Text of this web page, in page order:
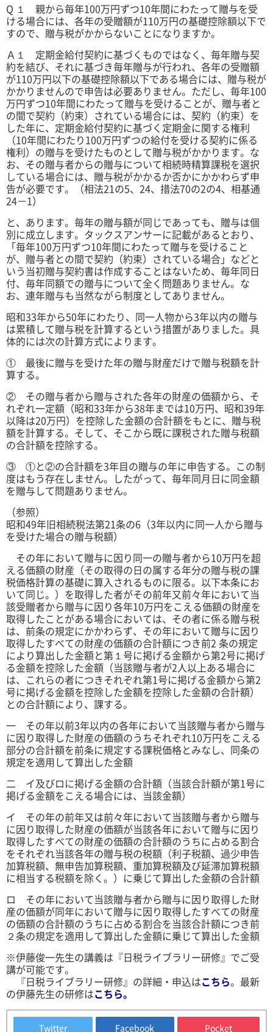
Q １ 親から毎年100万円ずつ10年間にわたって贈与を受
ける場合には、各年の受贈額が110万円の基礎控除額以下で
すので、贈与税がかからないことになりますか。
Ａ１ 定期金給付契約に基づくものではなく、毎年贈与契
約を結び、それに基づき毎年贈与が行われ、各年の受贈額
が110万円以下の基礎控除額以下である場合には、贈与税が
かかりませんので申告は必要ありません。ただし、毎年100
万円ずつ10年間にわたって贈与を受けることが、贈与者と
の間で契約（約束）されている場合には、契約（約束）を
した年に、定期金給付契約に基づく定期金に関する権利
（10年間にわたり100万円ずつの給付を受ける契約に係る
権利）の贈与を受けたものとして贈与税がかかります。な
お、その贈与者からの贈与について相続時精算課税を選択
している場合には、贈与税がかかるか否かにかかわらず申
告が必要です。
（相法21の5、24、措法70の2の4、相基通
24－1）
と、あります。毎年の贈与額が同じであっても、贈与は個
別に成立します。タックスアンサーに記載があるとおり、
「毎年100万円ずつ10年間にわたって贈与を受けること
が、贈与者との間で契約（約束）されている場合」などと
いう当初贈与契約書は作成することはないため、毎年同日
付、毎年同額での贈与について全く問題ありません。な
お、連年贈与も当然ながら制度としてありません。
昭和33年から50年にわたり、同一人物から3年以内の贈与
は累積して贈与税を計算するという措置がありました。具
体的には次の計算方式によります。
① 最後に贈与を受けた年の贈与財産だけで贈与税額を計
算する。
② その贈与者から贈与された各年の財産の価額から、そ
れぞれ一定額（昭和33年から38年までは10万円、昭和39年
以降は20万円）を控除した金額の合計額をもとに、贈与税
額を計算する。そして、そこから既に課税された贈与税額
の合計額を控除する。
③ ①と②の合計額を3年目の贈与の年に申告する。この制
度はもう存在しません。したがって、毎年同月日に同金額
を贈与して問題ありません。
（参照）
昭和49年旧相続税法第21条の6（3年以内に同一人から贈与
を受けた場合の贈与税額）
その年において贈与に因り同一の贈与者から10万円を超
える価額の財産（その取得の日の属する年分の贈与税の課
税価格計算の基礎に算入されるものに限る。以下本条にお
いて同じ。）を取得した者がその前年又前々年において当
該受贈者から贈与に因り各年10万円をこえる価額の財産を
取得したことがある場合においては、その者に係る贈与税
は、前条の規定にかかわらず、その年において贈与に因り
取得したすべての財産の価額の合計額につき前2 条の規定
により算出した金額と第１号に掲げる金額から第2号に掲げ
る金額を控除した金額（当該贈与者が2人以上ある場合に
は、これらの者につきそれぞれ第1号に掲げる金額から第2
号に掲げる金額を控除した金額を控除した金額の合計額）
との合計額により、課する。
一 その年以前3年以内の各年において当該贈与者から贈与
に因り取得した財産の価額のうちそれぞれ10万円をこえる
部分の合計額を前条に規定する課税価格とみなし、同条の
規定を適用して算出した金額
二 イ及びロに掲げる金額の合計額（当該合計額が第1号に
掲げる金額をこえる場合には、当該金額）
イ その年の前年又は前々年において当該贈与者から贈与
に因り取得した財産の価額が当該各年において贈与に因り
取得したすべての財産の価額の合計額のうちに占める割合
をそれぞれ当該各年の贈与税の税額（利子税額、過少申告
加算税額、無申告加算税額、重加算税額及び延滞加算税額
に相当する税額を除く。）に乗じて算出した金額の合計額
ロ その年において当該贈与者から贈与に因り取得した財
産の価額が同年において贈与に因り取得したすべての財産
の価額の合計額のうちに占める割合を当該合計額につき前
２条の規定を適用して算出した金額に乗じて算出した金額
※伊藤俊一先生の講義は『日税ライブラリー研修』でご受
講が可能です。
『日税ライブラリー研修』の詳細・申込はこちら。最新
の伊藤先生の研修はこちら。
Twitter Facebook Pocket